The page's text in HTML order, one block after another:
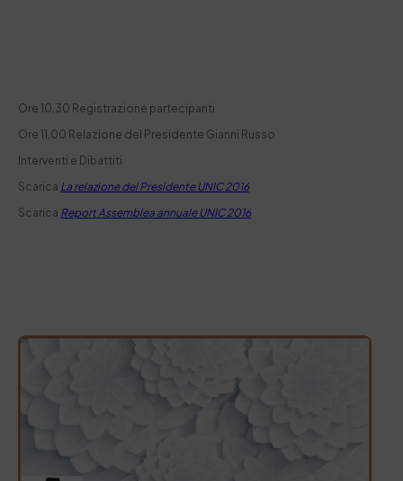
Ore 10.30 Registrazione partecipanti
Ore 11.00 Relazione del Presidente Gianni Russo
Interventi e Dibattiti
Scarica La relazione del Presidente UNIC 2016
Scarica Report Assemblea annuale UNIC 2016